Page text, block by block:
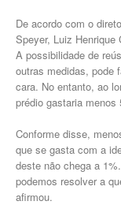
De acordo com o
Speyer, Luiz
A possibilidade de
outras medidas, pode
cara. No entanto, ao
prédio gastaria
Conforme disse,
que se gasta com a
deste não chega a
podemos resolver a
afirmou.